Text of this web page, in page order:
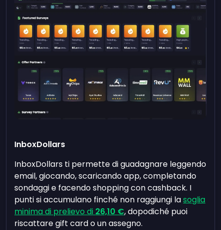
InboxDollars
InboxDollars ti permette di guadagnare leggendo
email, giocando, scaricando app, completando
sondaggi e facendo shopping con cashback. I
punti si accumulano finché non raggiungi lasoglia
minima di prelievo di 26,10 €, dopodiché puoi
riscattare gift card o un assegno.